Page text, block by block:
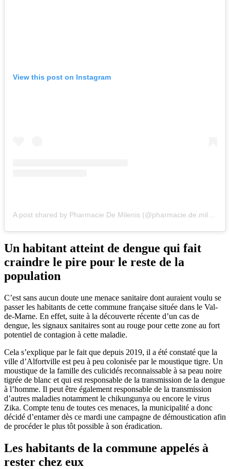
View this post on Instagram
Un habitant atteint de dengue qui fait
craindre le pire pour le reste de la
population
C’est sans aucun doute une menace sanitaire dont auraient voulu se
passer les habitants de cette commune française située dans le Val-
de-Marne. En effet, suite à la découverte récente d’un cas de
dengue, les signaux sanitaires sont au rouge pour cette zone au fort
potentiel de contagion à cette maladie.
Cela s’explique par le fait que depuis 2019, il a été constaté que la
ville d’Alfortville est peu à peu colonisée par le moustique tigre. Un
moustique de la famille des culicidés reconnaissable à sa peau noire
tigrée de blanc et qui est responsable de la transmission de la dengue
à l’homme. Il peut être également responsable de la transmission
d’autres maladies notamment le chikungunya ou encore le virus
Zika. Compte tenu de toutes ces menaces, la municipalité a donc
décidé d’entamer dès ce mardi une campagne de démoustication afin
de procéder le plus tôt possible à son éradication.
Les habitants de la commune appelés à
rester chez eux